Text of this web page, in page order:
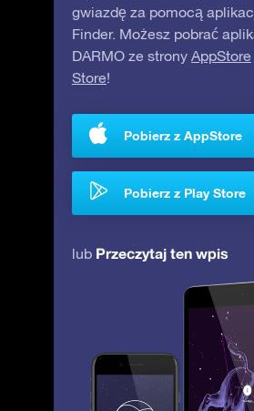
gwiazdę za pomocą
Finder. Możesz pobrać
DARMO ze strony AppStore
Store!
Pobierz z AppStore
Pobierz z Play Store
lub Przeczytaj ten wpis